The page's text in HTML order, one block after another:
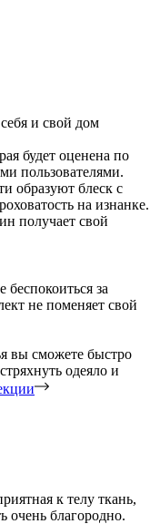
и свой дом
будет оценена по
пользователями.
образуют блеск с
на изнанке.
получает свой
за
не поменяет свой
вы сможете быстро
одеяло и
к телу ткань,
очень благородно.